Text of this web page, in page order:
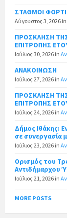
ΣΤΑΘΜΟΙ
Αύγουστος 3, 2026 in
ΠΡΟΣΚΛΗΣΗ
ΕΠΙΤΡΟΠΗΣ
Ιούλιος 30, 2026 in
ΑΝΑΚΟΙΝΩΣΗ
Ιούλιος 27, 2026 in
ΠΡΟΣΚΛΗΣΗ
ΕΠΙΤΡΟΠΗΣ
Ιούλιος 24, 2026 in
Δήμος Ιθάκης:
σε συνεργασία
Ιούλιος 23, 2026 in
Ορισμός του
Αντιδήμαρχου
Ιούλιος 21, 2026 in
MORE POSTS